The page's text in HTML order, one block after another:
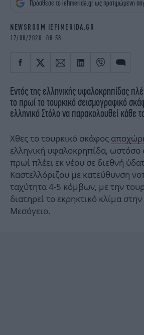
iBOOKS
MEDIA
NEWSLETTER
Πρόσθεσε το iefimerida.gr ως προτιμώμενη
NEWSROOM IEFIMERIDA.GR
17/08/2020 08:58
Εντός της ελληνικής υφαλοκρηπίδας
το πρωί το τουρκικό σεισμογραφικό
ελληνικό Στόλο να παρακολουθεί κάθε
Χθες το τουρκικό σκάφος
ελληνική υφαλοκρηπίδα, ωστόσο
πρωί πλέει εκ νέου σε διεθνή
Καστελλόριζου με κατεύθυνση
ταχύτητα 4-5 κόμβων, με την
διατηρεί το εκρηκτικό κλίμα
Μεσόγειο.